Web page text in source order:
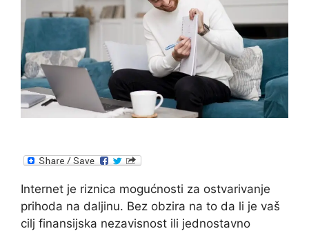
Internet je riznica mogućnosti za ostvarivanje
prihoda na daljinu. Bez obzira na to da li je vaš
cilj finansijska nezavisnost ili jednostavno